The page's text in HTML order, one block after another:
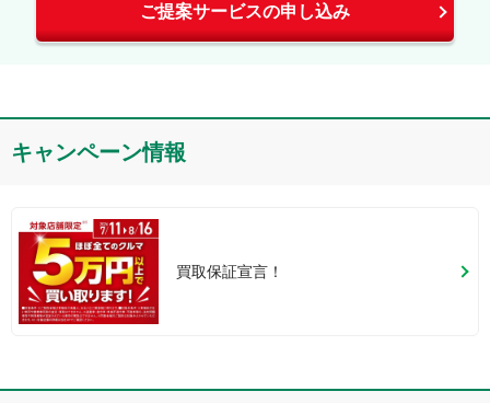
ご提案サービスの申し込み
キャンペーン情報
買取保証宣言！